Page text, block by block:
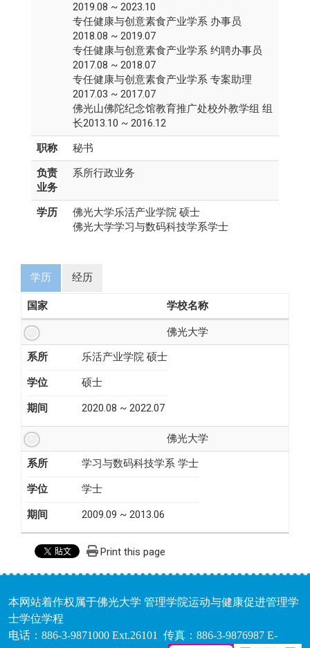
2019.08 ~ 2023.10
专任健康与创意素食产业学系 办事员
2018.08 ~ 2019.07
专任健康与创意素食产业学系 约聘办事员
2017.08 ~ 2018.07
专任健康与创意素食产业学系 专案助理
2017.03 ~ 2017.07
佛光山佛陀纪念馆教育推广处校外教学组 组
长2013.10 ~ 2016.12
职称
秘书
负责
业务
系所行政业务
学历
佛光大学乐活产业学院 硕士
佛光大学学习与数码科技学系学士
学历 经历
国家 学校名称
佛光大学
系所
乐活产业学院 硕士
学位 硕士
期间 2020.08 ~ 2022.07
佛光大学
系所
学习与数码科技学系 学士
学位 学士
期间 2009.09 ~ 2013.06
Print this page
本网站着作权属于佛光大学 管理学院运动与健康促进管理学
士学位学程
电话：886-3-9871000 Ext.26101 传真：886-3-9876987 E-